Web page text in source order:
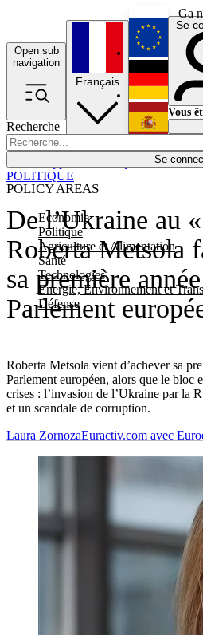
Ga
Open sub
navigation
Recherche
Se
POLICY AREAS
Economie
Politique
Agriculture et Alimentation
Santé
Technologies
Energie, Environnement et
Défense
Économie
Français
English
Deutsch
Se
Vous
De l’Ukraine au
Roberta Metsola
sa première
Parlement
Roberta Metsola vient d’achever sa
Parlement européen, alors que le bloc
crises : l’invasion de l’Ukraine par la
et un scandale de corruption.
POLITIQUE
Laura ZornozaEuractiv.com avec